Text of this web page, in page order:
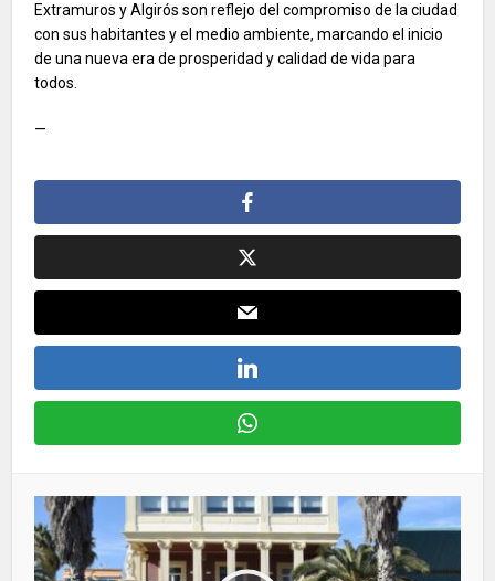
Extramuros y Algirós son reflejo del compromiso de la ciudad
con sus habitantes y el medio ambiente, marcando el inicio
de una nueva era de prosperidad y calidad de vida para
todos.
—